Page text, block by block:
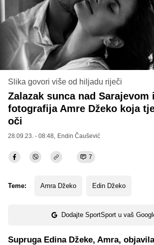
Slika govori više od hiljadu riječi
Zalazak sunca nad Sarajevom
fotografija Amre Džeko koja
oči
28.09.23. - 08:48, Endin Čaušević
7
Teme: Amra Džeko Edin Džeko
Dodajte SportSport u vaš
Supruga Edina Džeke, Amra,